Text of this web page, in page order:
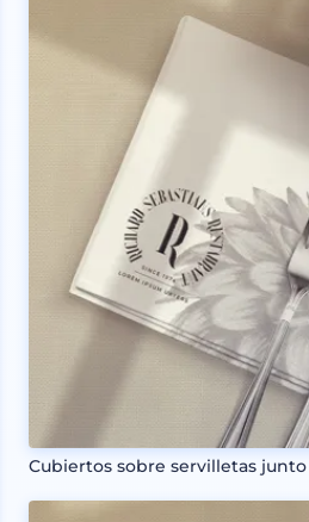
Cubiertos sobre servilletas